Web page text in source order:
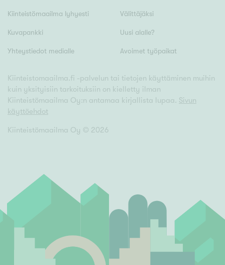
Kiinteistömaailma lyhyesti
Kuvapankki
Yhteystiedot medialle
Välittäjäksi
Uusi alalle?
Avoimet työpaikat
Kiinteistomaailma.fi -palvelun tai tietojen käyttäminen muihin
kuin yksityisiin tarkoituksiin on kielletty ilman
Kiinteistömaailma Oy:n antamaa kirjallista lupaa. Sivun
käyttöehdot
Kiinteistömaailma Oy © 2026